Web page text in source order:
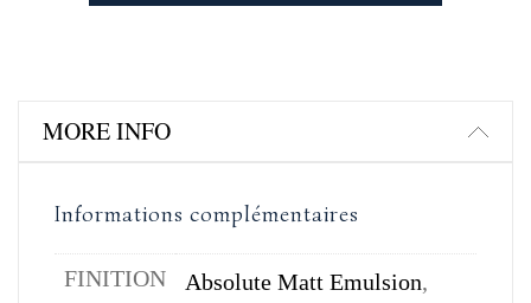
MORE INFO
Informations complémentaires
FINITION Absolute Matt Emulsion,